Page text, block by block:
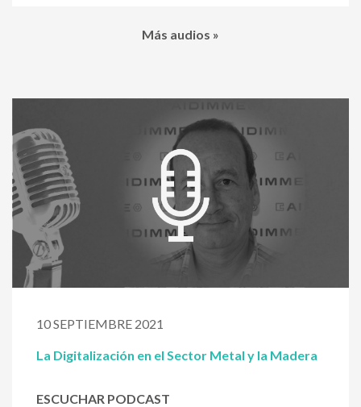
Más audios »
10 SEPTIEMBRE 2021
La Digitalización en el Sector Metal y la Madera
ESCUCHAR PODCAST